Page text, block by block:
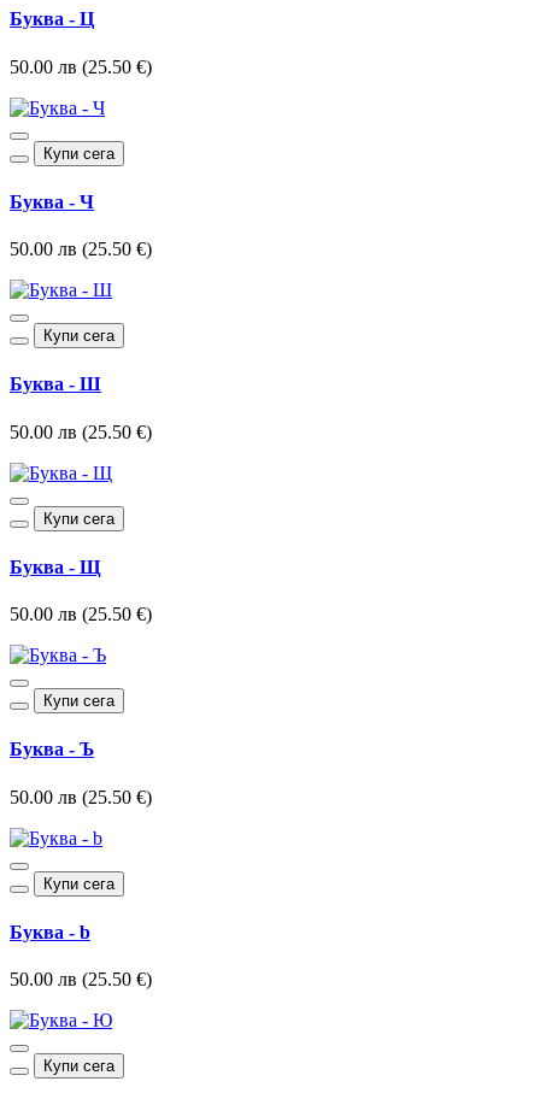
Буква - Ц
50.00 лв (25.50 €)
Купи сега
Буква - Ч
50.00 лв (25.50 €)
Купи сега
Буква - Ш
50.00 лв (25.50 €)
Купи сега
Буква - Щ
50.00 лв (25.50 €)
Купи сега
Буква - Ъ
50.00 лв (25.50 €)
Купи сега
Буква - b
50.00 лв (25.50 €)
Купи сега